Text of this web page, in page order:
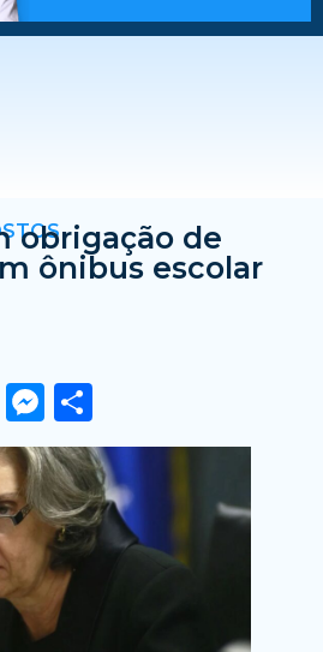
obrigação de
ônibus escolar
Telegram
Messenger